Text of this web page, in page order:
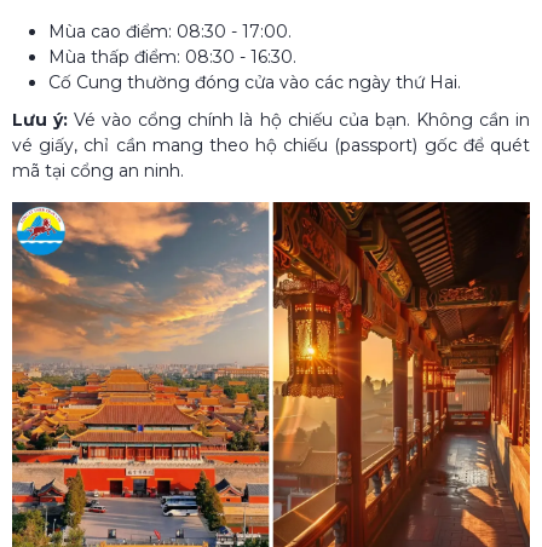
Mùa cao điểm: 08:30 - 17:00.
Mùa thấp điểm: 08:30 - 16:30.
Cố Cung thường đóng cửa vào các ngày thứ Hai.
Lưu ý:Vé vào cổng chính là hộ chiếu của bạn. Không cần in
vé giấy, chỉ cần mang theo hộ chiếu (passport) gốc để quét
mã tại cổng an ninh.